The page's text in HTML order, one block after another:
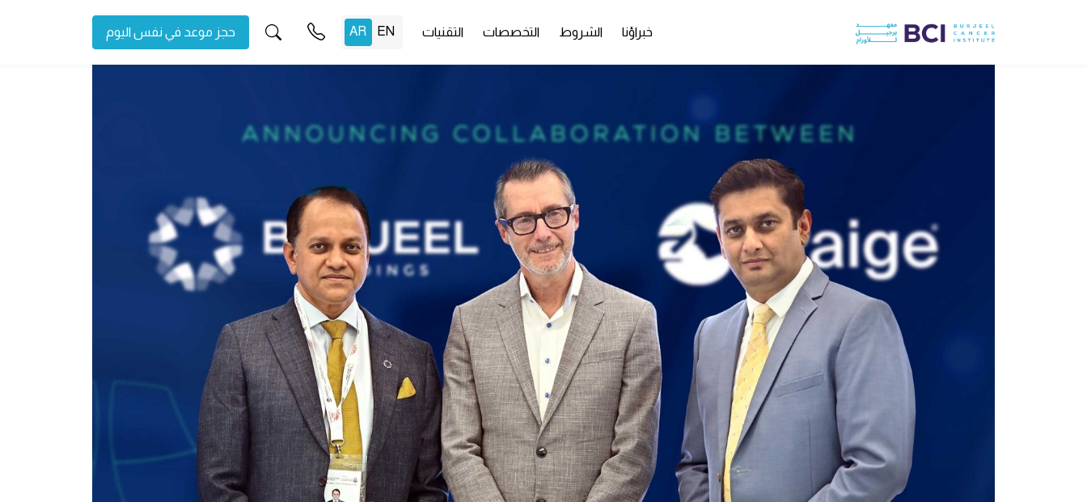
خبراؤنا الشروط التخصصات التقنيات حجز موعد في نفس اليوم